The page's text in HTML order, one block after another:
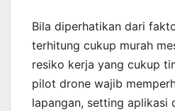
Bila diperhatikan dari
terhitung cukup murah
resiko kerja yang cukup
pilot drone wajib
lapangan, setting aplikasi